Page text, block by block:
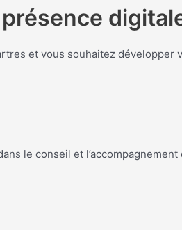
présence
et vous souhaitez développer
le conseil et